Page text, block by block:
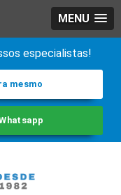
MENU
especialistas!
mesmo